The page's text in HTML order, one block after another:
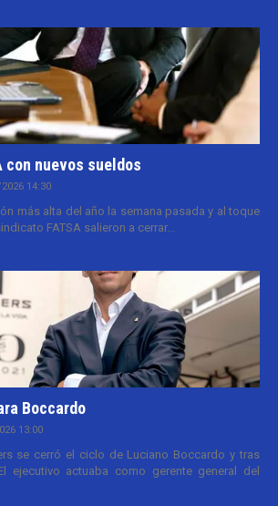
con nuevos sueldos
14:30
más alta del año la semana pasada y al toque
FATSA salieron a cerrar...
Boccardo
13:00
se cerró el ciclo de Luciano Boccardo y tras
ejecutivo actuaba como gerente general del